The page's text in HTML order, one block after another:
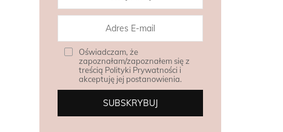
Oświadczam, że
zapoznałam/zapoznałem się z
treścią Polityki Prywatności i
akceptuję jej postanowienia.